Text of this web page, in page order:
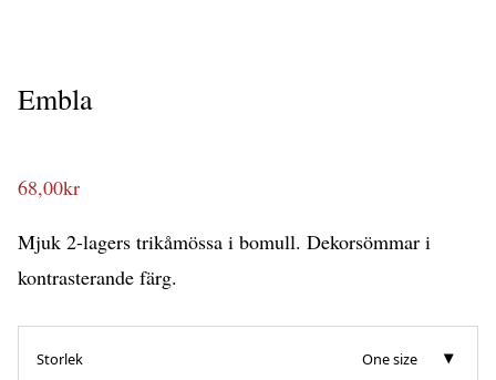
Embla
68,00kr
Mjuk 2-lagers trikåmössa i bomull. Dekorsömmar i
kontrasterande färg.
Storlek One size